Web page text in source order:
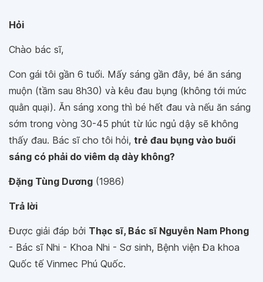
Hỏi
Chào bác sĩ,
Con gái tôi gần 6 tuổi. Mấy sáng gần đây, bé ăn sáng
muộn (tầm sau 8h30) và kêu đau bụng (không tới mức
quằn quại). Ăn sáng xong thì bé hết đau và nếu ăn sáng
sớm trong vòng 30-45 phút từ lúc ngủ dậy sẽ không
thấy đau. Bác sĩ cho tôi hỏi, trẻ đau bụng vào buổi
sáng có phải do viêm dạ dày không?
Đặng Tùng Dương (1986)
Trả lời
Được giải đáp bởi Thạc sĩ, Bác sĩ Nguyễn Nam Phong
- Bác sĩ Nhi - Khoa Nhi - Sơ sinh, Bệnh viện Đa khoa
Quốc tế Vinmec Phú Quốc.